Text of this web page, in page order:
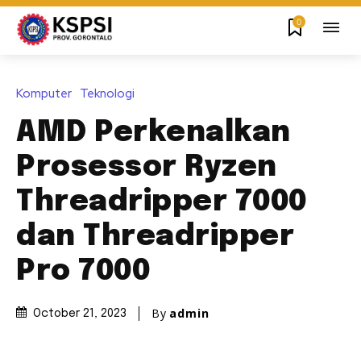
0
Komputer Teknologi
AMD Perkenalkan
Prosessor Ryzen
Threadripper 7000
dan Threadripper
Pro 7000
October 21, 2023 By admin